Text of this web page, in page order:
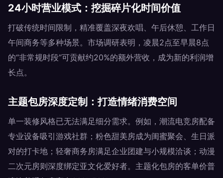
24小时营业模式：挖掘碎片化时间价值
打破传统时间限制，精准覆盖深夜欢唱、午后休憩、工作日
午间商务等多种场景。市场调研表明，凌晨2点至早晨8点
的“非常规时段”可贡献约20%的额外营收，成为新的利润增
长点。
主题包房深度定制：打造情绪消费空间
单一装修风格已无法满足细分需求。例如，潮流电竞房配备
专业设备吸引游戏社群；粉色甜美房成为闺蜜聚会、生日派
对的打卡地；轻奢商务房满足企业团建与小规模洽谈；动漫
二次元房则深度绑定亚文化爱好者。主题化包房的客单价普